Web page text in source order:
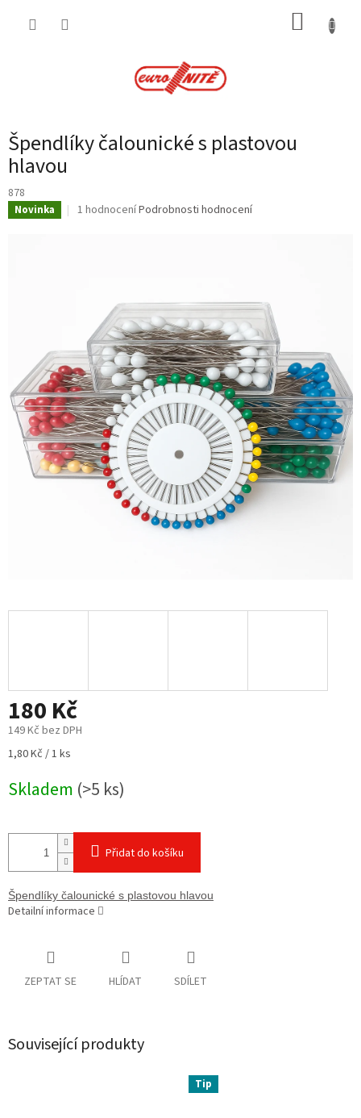
Špendlíky čalounické s plastovou
hlavou
878
Novinka
Průměrné
hvězdiček.
1 hodnoceníPodrobnosti hodnocení
180 Kč
149 Kč bez DPH
Měrná
1,80 Kč / 1 ks
Skladem (>5 ks)
Přidat do košíku
Špendlíky čalounické s plastovou hlavou
Detailní informace
ZEPTAT SE HLÍDAT SDÍLET
Související produkty
Tip